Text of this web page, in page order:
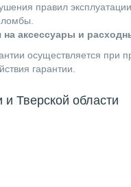
правил
на аксессуары и
осуществляется при
гарантии.
Тверской области